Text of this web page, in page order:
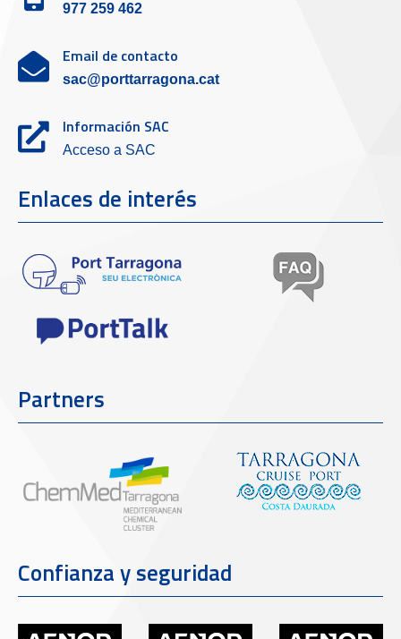
977 259 462
Email de contacto
sac@porttarragona.cat
Información SAC
Acceso a SAC
Enlaces de interés
Partners
Confianza y seguridad